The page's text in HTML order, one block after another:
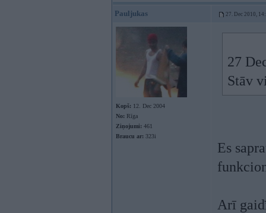
Pauljukas 27. Dec 2010,
Kopš: 12. Dec 2004
No: Rīga
Ziņojumi: 461
Braucu ar: 323i
27
Stāv
Es
Arī